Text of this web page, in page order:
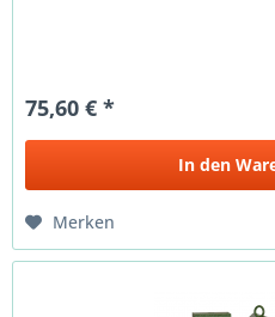
75,60 € *
In den
Merken